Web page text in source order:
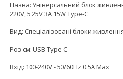
Назва: Універсальний блок
220V, 5.25V 3A 15W Type-C
Вид: Спеціалізовані блоки живлення
Роз'єм: USB Type-C
Вхід: 100-240V - 50/60Hz 0.5A Max